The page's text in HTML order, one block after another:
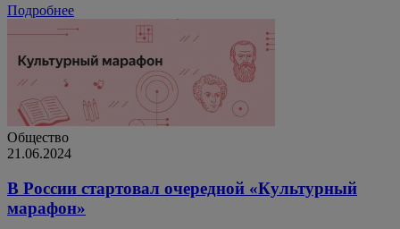
Подробнее
Общество
21.06.2024
В России стартовал очередной «Культурный
марафон»